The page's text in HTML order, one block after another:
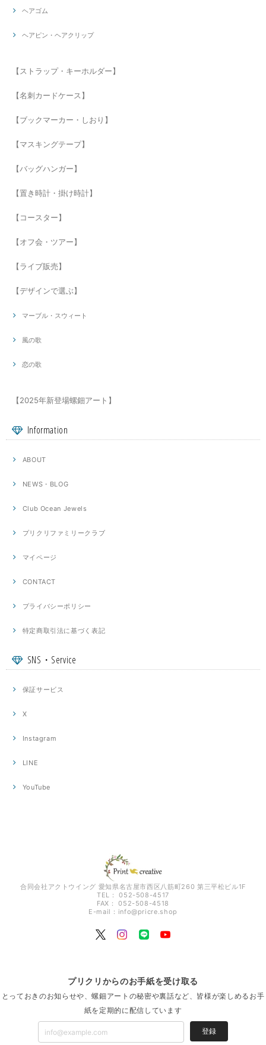
ヘアゴム
ヘアピン・ヘアクリップ
【ストラップ・キーホルダー】
【名刺カードケース】
【ブックマーカー・しおり】
【マスキングテープ】
【バッグハンガー】
【置き時計・掛け時計】
【コースター】
【オフ会・ツアー】
【ライブ販売】
【デザインで選ぶ】
マーブル・スウィート
風の歌
恋の歌
【2025年新登場螺鈿アート】
Information
ABOUT
NEWS・BLOG
Club Ocean Jewels
プリクリファミリークラブ
マイページ
CONTACT
プライバシーポリシー
特定商取引法に基づく表記
SNS・Service
保証サービス
X
Instagram
LINE
YouTube
合同会社アクトウイング 愛知県名古屋市西区八筋町260 第三平松ビル1F
TEL： 052-508-4517
FAX： 052-508-4518
E-mail： info@pricre.shop
プリクリからのお手紙を受け取る
とっておきのお知らせや、螺鈿アートの秘密や裏話など、皆様が楽しめるお手
紙を定期的に配信しています
登録